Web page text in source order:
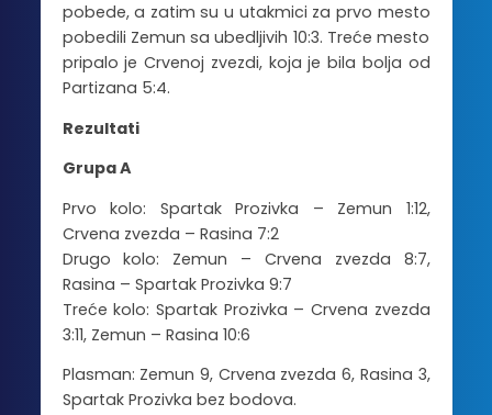
pobede, a zatim su u utakmici za prvo mesto
pobedili Zemun sa ubedljivih 10:3. Treće mesto
pripalo je Crvenoj zvezdi, koja je bila bolja od
Partizana 5:4.
Rezultati
Grupa A
Prvo kolo: Spartak Prozivka – Zemun 1:12,
Crvena zvezda – Rasina 7:2
Drugo kolo: Zemun – Crvena zvezda 8:7,
Rasina – Spartak Prozivka 9:7
Treće kolo: Spartak Prozivka – Crvena zvezda
3:11, Zemun – Rasina 10:6
Plasman: Zemun 9, Crvena zvezda 6, Rasina 3,
Spartak Prozivka bez bodova.